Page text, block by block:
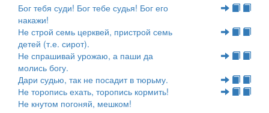
Бог тебя суди! Бог тебе судья! Бог его
накажи!
Не строй семь церквей, пристрой семь
детей (т.е. сирот).
Не спрашивай урожаю, а паши да
молись богу.
Дари судью, так не посадит в тюрьму.
Не торопись ехать, торопись кормить!
Не кнутом погоняй, мешком!